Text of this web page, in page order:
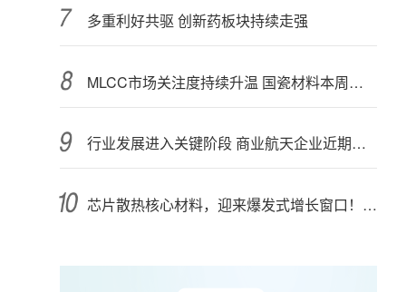
多重利好共驱 创新药板块持续走强
MLCC市场关注度持续升温 国瓷材料本周接受152家机构调研
行业发展进入关键阶段 商业航天企业近期密集融资
芯片散热核心材料，迎来爆发式增长窗口！3只概念股年内涨幅翻倍